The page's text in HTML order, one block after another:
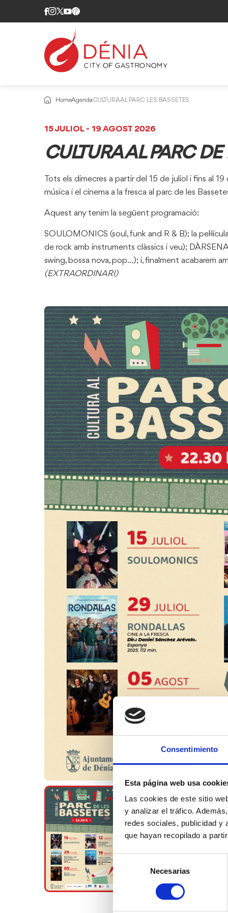
Consentimiento
Esta página web usa
Las cookies de este sitio
y analizar el tráfico.
redes sociales, publicidad y
que hayan recopilado a
Selección
de
consentimiento
Necesarias
HomeAgendaCULTURA AL PARC LES BASSETES
15 JULIOL - 19 AGOST 2026
CULTURA AL PARC
Tots els dimecres a partir del 15 de juliol i fins al
música i el cinema a la fresca al parc de les
Aquest any tenim la següent programació:
SOULOMONICS (soul, funk and R & B); la pel·lícula
de rock amb instruments clàssics i veu);
swing, bossa nova, pop…); i, finalment acabarem
(EXTRAORDINARI)